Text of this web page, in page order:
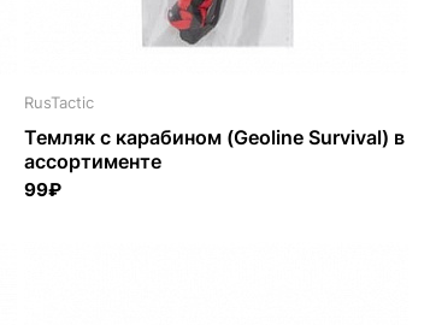
RusTactic
Темляк с карабином (Geoline Survival) в
ассортименте
99₽